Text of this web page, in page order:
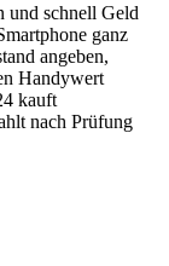
und schnell Geld
ganz
angeben,
Handywert
kauft
nach Prüfung